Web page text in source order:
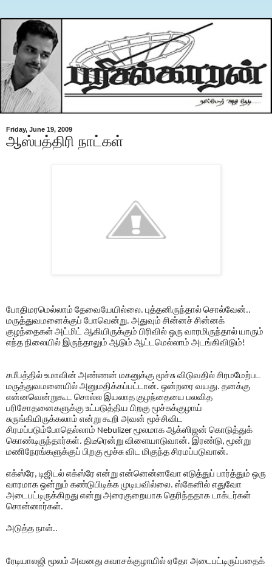
Friday, June 19, 2009
ஆஸ்பத்திரி நாட்கள்
போதிமரமெல்லாம் தேவையேயில்லை. புத்தனிருந்தால் சொல்வேன்..
மருத்துவமனைக்குப் போவென்று. அதுவும் சின்னச் சின்னக்
குழந்தைகள் அட்மிட் ஆகியிருக்கும் பிரிவில் ஒரு வாரமிருந்தால் யாரும்
எந்த நிலையில் இருந்தாலும் ஆடும் ஆட்டமெல்லாம் அடங்கிவிடும்!
சமீபத்தில் உமாவின் அண்ணன் மகனுக்கு மூச்சு விடுவதில் சிரமமேற்பட
மருத்துவமனையில் அனுமதிக்கப்பட்டான். ஒன்றரை வயது. தனக்கு
என்னவென்றுகூட சொல்ல இயலாத குழந்தையை பலவித
பரிசோதனைகளுக்கு உட்படுத்திய பிறகு மூச்சுக்குழாய்
சுருங்கியிருக்கலாம் என்று கூறி அவன் மூச்சிவிட
சிரமப்படும்போதெல்லாம் Nebulizer மூலமாக ஆக்ஸிஜன் கொடுத்துக்
கொண்டிருந்தார்கள். திடீரென்று விளையாடுவான். இரண்டு, மூன்று
மணிநேரங்களுக்குப் பிறகு மூச்சு விட மிகுந்த சிரமப்படுவான்.
எக்ஸ்ரே, டிஜிடல் எக்ஸ்ரே என்று என்னென்னவோ எடுத்துப் பார்த்தும் ஒரு
வாரமாக ஒன்றும் கண்டுபிடிக்க முடியவில்லை. ஸ்கேனில் எதுவோ
அடைபட்டிருக்கிறது என்று அரைகுறையாக தெரிந்ததாக டாக்டர்கள்
சொன்னார்கள்.
அடுத்த நாள்..
ரேடியாலஜி மூலம் அவனது சுவாசக்குழாயில் ஏதோ அடைபட்டிருப்பதைக்